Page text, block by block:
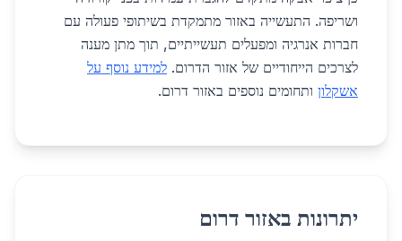
ושריפה. התעשייה באזור מתמקדת בשיתופי פעולה עם
חברות אנרגיה ומפעלים תעשייתיים, תוך מתן מענה
לצרכים הייחודיים של אזור הדרום. למידע נוסף על
אשקלון ותחומים נוספים באזור דרום.
יתרונות באזור דרום